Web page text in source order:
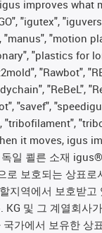
improves what
"igutex",
"manus", "motion
"plastics for
"Rawbot",
"ReBeL",
"savef",
"tribofilament",
it moves, igus
일 쾰른 소재
로 보호되는 상표로
지역에서 보호받고
KG 및 그 계열회사
국가에서 보유한 상